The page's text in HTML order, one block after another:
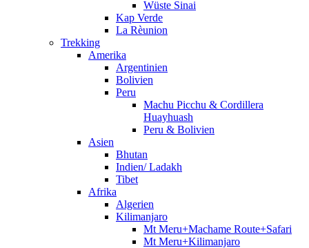
Wüste Sinai
Kap Verde
La Rèunion
Trekking
Amerika
Argentinien
Bolivien
Peru
Machu Picchu & Cordillera
Huayhuash
Peru & Bolivien
Asien
Bhutan
Indien/ Ladakh
Tibet
Afrika
Algerien
Kilimanjaro
Mt Meru+Machame Route+Safari
Mt Meru+Kilimanjaro